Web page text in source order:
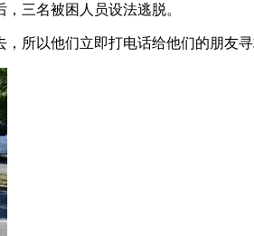
三名被困人员设法逃脱。
所以他们立即打电话给他们的朋友